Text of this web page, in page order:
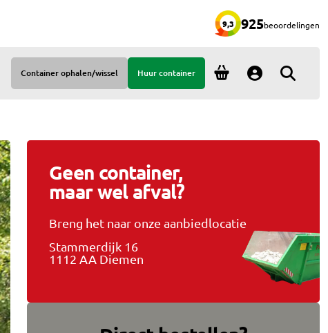
9,3 925beoordelingen
Container ophalen/wissel Huur container Account
Geen container,
maar wel afval?
Breng het naar onze aanbiedlocatie
Stammerdijk 16
1112 AA Diemen